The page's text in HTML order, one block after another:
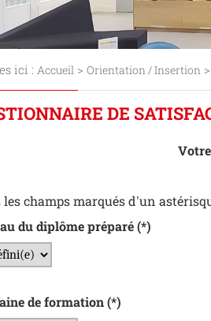
ici : Accueil> Orientation / Insertion>
DE
les champs marqués d'un
du diplôme préparé(*)
de formation(*)